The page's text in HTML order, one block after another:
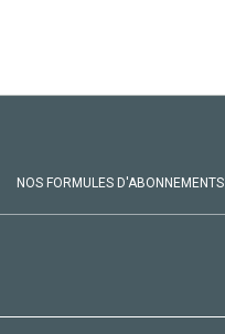
NOS FORMULES D'ABONNEMENTS